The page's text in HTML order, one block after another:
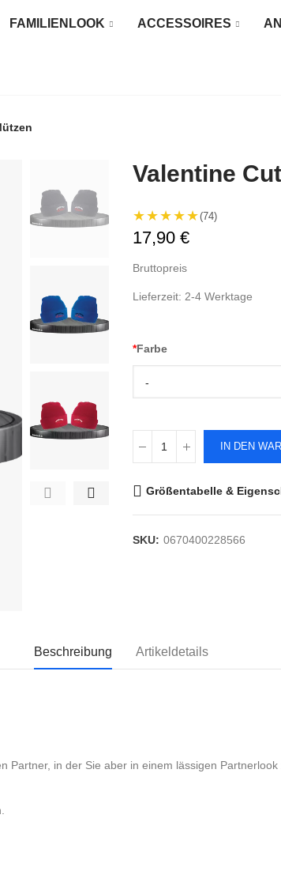
FAMILIENLOOK ACCESSOIRES
Valentine
★★★★★(74)
17,90 €
Bruttopreis
Lieferzeit: 2-4 Werktage
*Farbe
-
IN DEN
Größentabelle &
SKU: 0670400228566
Beschreibung Artikeldetails
Partner, in der Sie aber in einem lässigen